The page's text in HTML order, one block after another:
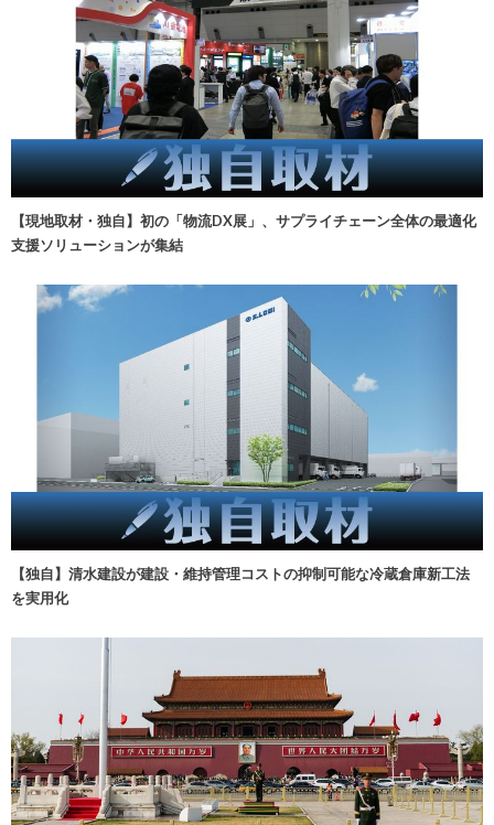
【現地取材・独自】初の「物流DX展」、サプライチェーン全体の最適化
支援ソリューションが集結
【独自】清水建設が建設・維持管理コストの抑制可能な冷蔵倉庫新工法
を実用化